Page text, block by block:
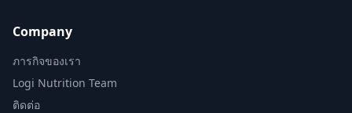
Company
ภารกิจของเรา
Logi Nutrition Team
ติดต่อ